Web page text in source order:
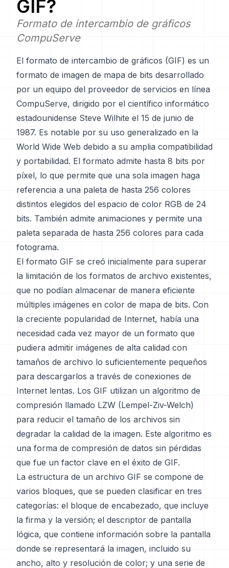
GIF?
Formato de intercambio de gráficos
CompuServe
El formato de intercambio de gráficos (GIF) es un
formato de imagen de mapa de bits desarrollado
por un equipo del proveedor de servicios en línea
CompuServe, dirigido por el científico informático
estadounidense Steve Wilhite el 15 de junio de
1987. Es notable por su uso generalizado en la
World Wide Web debido a su amplia compatibilidad
y portabilidad. El formato admite hasta 8 bits por
píxel, lo que permite que una sola imagen haga
referencia a una paleta de hasta 256 colores
distintos elegidos del espacio de color RGB de 24
bits. También admite animaciones y permite una
paleta separada de hasta 256 colores para cada
fotograma.
El formato GIF se creó inicialmente para superar
la limitación de los formatos de archivo existentes,
que no podían almacenar de manera eficiente
múltiples imágenes en color de mapa de bits. Con
la creciente popularidad de Internet, había una
necesidad cada vez mayor de un formato que
pudiera admitir imágenes de alta calidad con
tamaños de archivo lo suficientemente pequeños
para descargarlos a través de conexiones de
Internet lentas. Los GIF utilizan un algoritmo de
compresión llamado LZW (Lempel-Ziv-Welch)
para reducir el tamaño de los archivos sin
degradar la calidad de la imagen. Este algoritmo es
una forma de compresión de datos sin pérdidas
que fue un factor clave en el éxito de GIF.
La estructura de un archivo GIF se compone de
varios bloques, que se pueden clasificar en tres
categorías: el bloque de encabezado, que incluye
la firma y la versión; el descriptor de pantalla
lógica, que contiene información sobre la pantalla
donde se representará la imagen, incluido su
ancho, alto y resolución de color; y una serie de